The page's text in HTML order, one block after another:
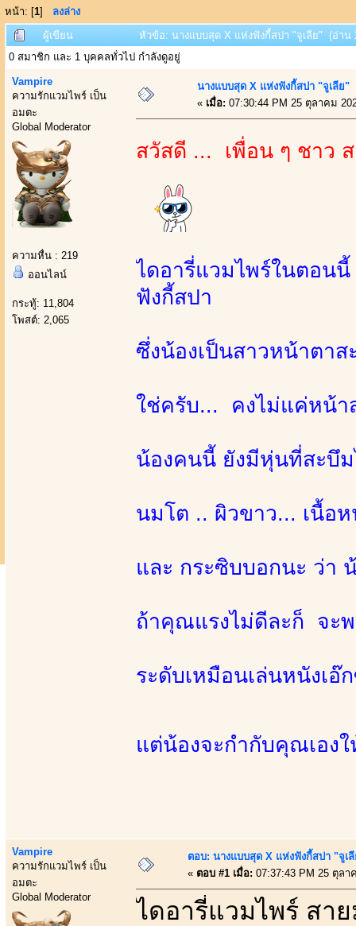
หน้า: [1] ลงล่าง
ผู้เขียน
หัวข้อ: นางแบบสุด X แห่งฟังกี้สปา "จูเลีย" (อ่าน
0 สมาชิก และ 1 บุคคลทั่วไป กำลังดูอยู่
Vampire
ความรักแวมไพร์ เป็น
อมตะ
Global Moderator
ความหื่น : 219
ออนไลน์
กระทู้: 11,804
โพสต์: 2,065
นางแบบสุด X แห่งฟังกี้สปา "จูเลีย"
« เมื่อ: 07:30:44 PM 25 ตุลาคม
สวัสดี ... เพื่อน ๆ ชาว
ไดอารี่แวมไพร์ในตอน
ฟังกี้สปา
ซึ่งน้องเป็นสาวหน้าตา
ใช่ครับ... คงไม่แค่หน้า
น้องคนนี้ ยังมีหุ่นที่สะบึ
นมโต .. ผิวขาว... เนื้อ
และ กระซิบบอกนะ ว่า
ถ้าคุณแรงไม่ดีละก็ จะ
ระดับเหมือนเล่นหนังเ
แต่น้องจะกำกับคุณเอ
Vampire
ความรักแวมไพร์ เป็น
อมตะ
Global Moderator
ตอบ: นางแบบสุด X แห่งฟังกี้สปา "จูเ
« ตอบ #1 เมื่อ: 07:37:43 PM 25 ตุลา
ไดอารี่แวมไพร์ สา